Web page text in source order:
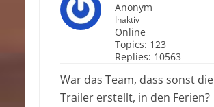
Anonym
Inaktiv
Online
Topics: 123
Replies: 10563
War das Team, dass sonst die
Trailer erstellt, in den Ferien?